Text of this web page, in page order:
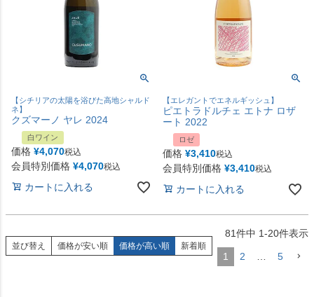
【シチリアの太陽を浴びた高地シャルド
ネ】
クズマーノ ヤレ 2024
白ワイン
価格 ¥4,070税込
会員特別価格 ¥4,070税込
カートに入れる
【エレガントでエネルギッシュ】
ピエトラドルチェ エトナ ロザ
ート 2022
ロゼ
価格 ¥3,410税込
会員特別価格 ¥3,410税込
カートに入れる
並び替え 価格が安い順 価格が高い順 新着順
81件中 1-20件表示
1 2 5